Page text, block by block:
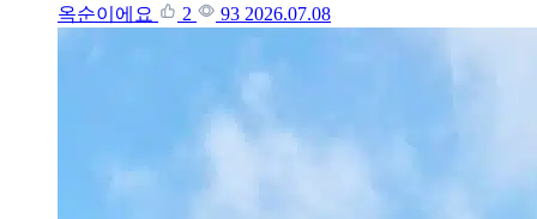
옥순이에요 2 93 2026.07.08